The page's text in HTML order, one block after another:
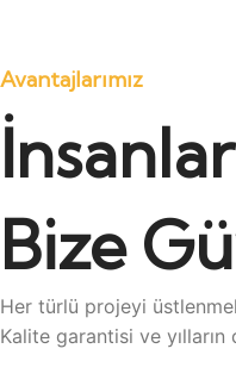
Avantajlarımız
Bize
Her türlü projeyi
Kalite garantisi ve